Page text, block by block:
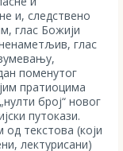
и, следствено
глас Божији
глас
поменутог
пратиоцима
број“ новог
путокази.
текстова (који
лектурисани)